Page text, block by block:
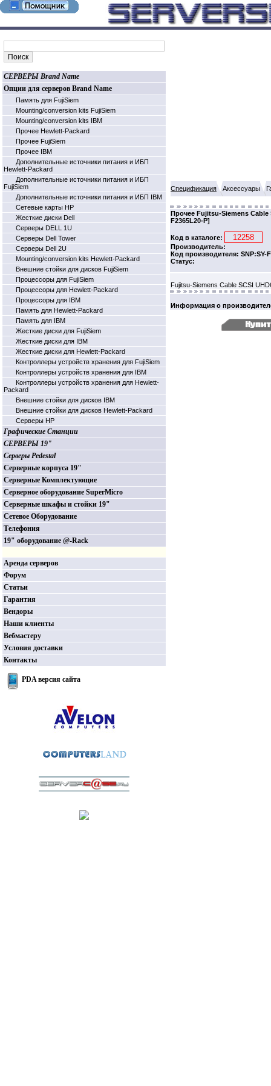
СЕРВЕРЫ Brand Name
Опции для серверов Brand Name
Память для FujiSiem
Mounting/conversion kits FujiSiem
Mounting/conversion kits IBM
Прочее Hewlett-Packard
Прочее FujiSiem
Прочее IBM
Дополнительные источники питания и ИБП
Hewlett-Packard
Дополнительные источники питания и ИБП
FujiSiem
Дополнительные источники питания и ИБП IBM
Cетевые карты HP
Жесткие диски Dell
Серверы DELL 1U
Серверы Dell Tower
Серверы Dell 2U
Mounting/conversion kits Hewlett-Packard
Внешние стойки для дисков FujiSiem
Процессоры для FujiSiem
Процессоры для Hewlett-Packard
Процессоры для IBM
Память для Hewlett-Packard
Память для IBM
Жесткие диски для FujiSiem
Жесткие диски для IBM
Жесткие диски для Hewlett-Packard
Контроллеры устройств хранения для FujiSiem
Контроллеры устройств хранения для IBM
Контроллеры устройств хранения для Hewlett-
Packard
Внешние стойки для дисков IBM
Внешние стойки для дисков Hewlett-Packard
Серверы HP
Графические Станции
СЕРВЕРЫ 19"
Серверы Pedestal
Серверные корпуса 19"
Серверные Комплектующие
Серверное оборудование SuperMicro
Серверные шкафы и стойки 19"
Сетевое Оборудование
Телефония
19" оборудование @-Rack
Аренда серверов
Форум
Статьи
Гарантия
Вендоры
Наши клиенты
Вебмастеру
Условия доставки
Контакты
PDA версия сайта
Спецификация Аксессуары
Прочее Fujitsu-Siemens Cable
F2365L20-P]
Код в каталоге:
Производитель:
Код производителя: SNP:SY-
Статус:
Fujitsu-Siemens Cable SCSI
Информация о